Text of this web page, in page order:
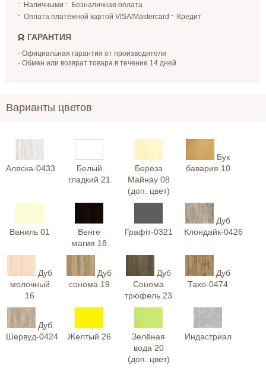
Наличными
Безналичная оплата
Оплата платежной картой VISA/Mastercard
Кредит
ГАРАНТИЯ
- Официальная гарантия от производителя
- Обмен или возврат товара в течение 14 дней
Варианты цветов
Аляска-0433
Белый
гладкий 21
Берёза
Майнау 08
(доп. цвет)
Бук
бавария 10
Ваниль 01
Венге
магия 18
Графіт-0321
Дуб
Клондайк-0426
Дуб
молочный
16
Дуб
сонома 19
Дуб
Сонома
трюфель 23
Дуб
Тахо-0474
Дуб
Шервуд-0424
Желтый 26
Зелёная
вода 20
(доп. цвет)
Индастриал